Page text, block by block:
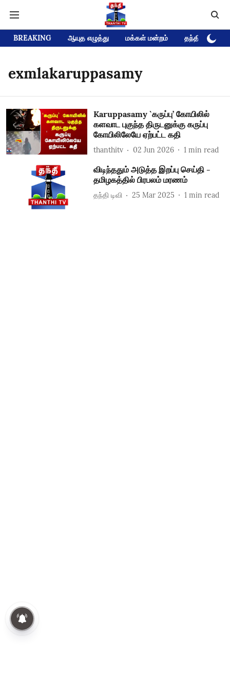
BREAKING ஆயுத எழுத்து மக்கள் மன்றம் தந்தி டிவி
exmlakaruppasamy
Karuppasamy `கருப்பு’ கோயிலில்
களவாட புகுந்த திருடனுக்கு கருப்பு
கோயிலிலேயே ஏற்பட்ட கதி
thanthitv 02 Jun 2026 1 min read
விடிந்ததும் அடுத்த இறப்பு செய்தி -
தமிழகத்தில் பிரபலம் மரணம்
தந்தி டிவி 25 Mar 2025 1 min read